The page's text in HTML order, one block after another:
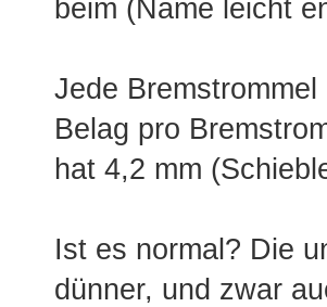
beim (Name leicht
Jede
Belag pro
hat 4,2 mm
Ist es normal? Die
dünner, und zwar